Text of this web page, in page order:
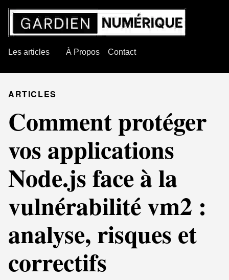
Les articles À Propos Contact
ARTICLES
Comment protéger
vos applications
Node.js face à la
vulnérabilité vm2 :
analyse, risques et
correctifs